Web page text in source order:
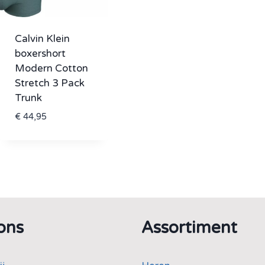
Calvin Klein
boxershort
Modern Cotton
Stretch 3 Pack
Trunk
€44,95
Assortiment